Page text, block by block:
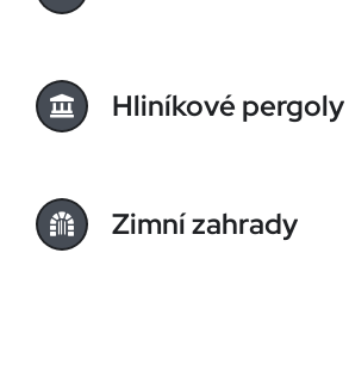
Hliníkové pergoly
Zimní zahrady